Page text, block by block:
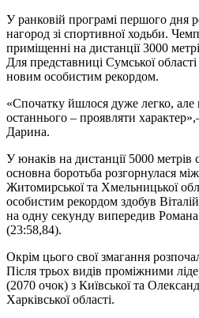
У ранковій програмі першого дня
нагород зі спортивної ходьби.
приміщенні на дистанції 3000
Для представниці Сумської
новим особистим рекордом.
«Спочатку йшлося дуже легко, але
останнього – проявляти
Дарина.
У юнаків на дистанції 5000
основна боротьба розгорнулася
Житомирської та Хмельницької
особистим рекордом здобув
на одну секунду випередив
(23:58,84).
Окрім цього свої змагання
Після трьох видів проміжними
(2070 очок) з Київської та
Харківської області.